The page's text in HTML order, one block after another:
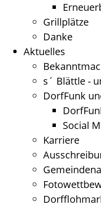
Grillplätze
Danke
Aktuelles
s´ Blättle -
DorfFunk
Social
Karriere